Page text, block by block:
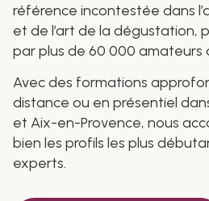
référence incontestée dans
et de l’art de la dégustation,
par plus de 60 000 amateurs
Avec des formations
distance ou en présentiel
et Aix-en-Provence, nous
bien les profils les plus
experts.